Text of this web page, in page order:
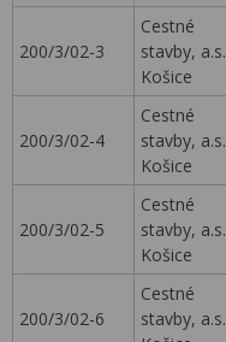
200/3/02-3
Cestné
stavby, a.s.
Košice
200/3/02-4
Cestné
stavby, a.s.
Košice
200/3/02-5
Cestné
stavby, a.s.
Košice
200/3/02-6
Cestné
stavby, a.s.